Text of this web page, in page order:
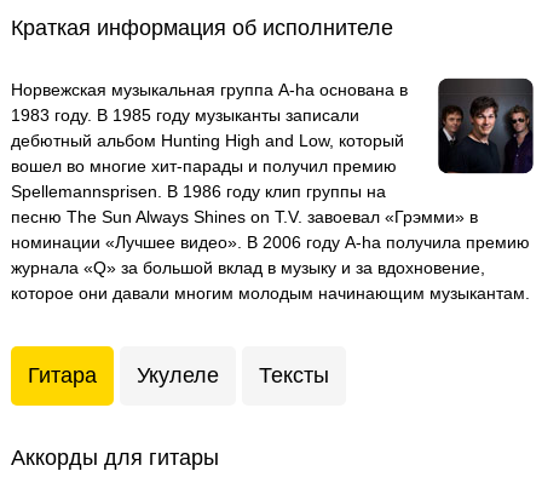
Краткая информация об исполнителе
Норвежская музыкальная группа A-ha основана в
1983 году. В 1985 году музыканты записали
дебютный альбом Hunting High and Low, который
вошел во многие хит-парады и получил премию
Spellemannsprisen. В 1986 году клип группы на
песню The Sun Always Shines on T.V. завоевал «Грэмми» в
номинации «Лучшее видео». В 2006 году A-ha получила премию
журнала «Q» за большой вклад в музыку и за вдохновение,
которое они давали многим молодым начинающим музыкантам.
Гитара Укулеле Тексты
Аккорды для гитары